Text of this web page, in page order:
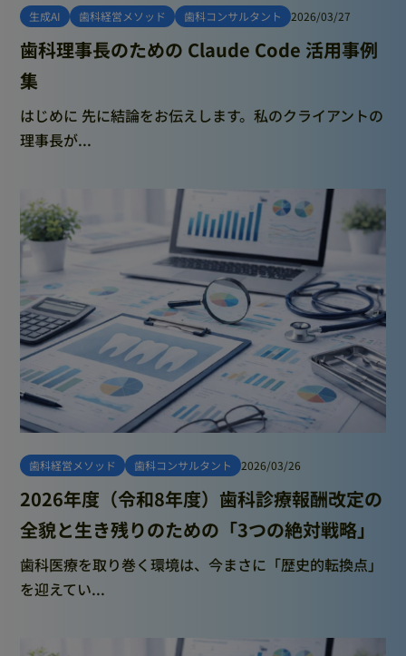
生成AI 歯科経営メソッド 歯科コンサルタント 2026/03/27
歯科理事長のための Claude Code 活用事例
集
はじめに 先に結論をお伝えします。私のクライアントの
理事長が...
歯科経営メソッド 歯科コンサルタント 2026/03/26
2026年度（令和8年度）歯科診療報酬改定の
全貌と生き残りのための「3つの絶対戦略」
歯科医療を取り巻く環境は、今まさに「歴史的転換点」
を迎えてい...